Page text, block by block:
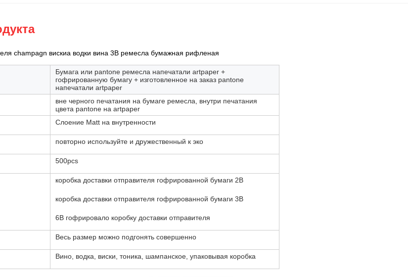
champagn вискиа водки вина 3B ремесла бумажная рифленая
Бумага или pantone ремесла напечатали artpaper +
гофрированную бумагу + изготовленное на заказ pantone
напечатали artpaper
вне черного печатания на бумаге ремесла, внутри печатания
цвета pantone на artpaper
Слоение Matt на внутренности
повторно используйте и дружественный к эко
500pcs
коробка доставки отправителя гофрированной бумаги 2B
коробка доставки отправителя гофрированной бумаги 3B
6B гофрировало коробку доставки отправителя
Весь размер можно подгонять совершенно
Вино, водка, виски, тоника, шампанское, упаковывая коробка